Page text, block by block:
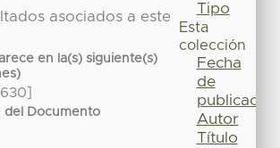
asociados a este
en la(s) siguiente(s)
del Documento
Tipo
Esta
colección
Fecha
de
publicación
Autor
Título